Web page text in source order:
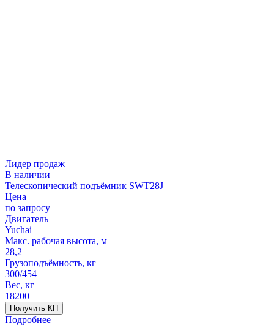
Лидер продаж
В наличии
Телескопический подъёмник SWT28J
Цена
по запросу
Двигатель
Yuchai
Макс. рабочая высота, м
28,2
Грузоподъёмность, кг
300/454
Вес, кг
18200
Получить КП
Подробнее